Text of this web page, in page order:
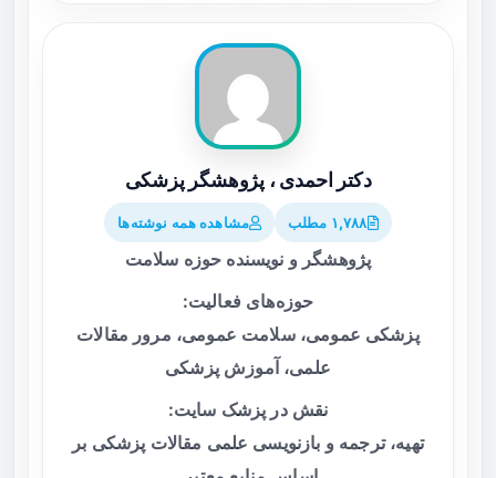
دکتر احمدی ، پژوهشگر پزشکی
۱,۷۸۸ مطلب مشاهده همه نوشته‌ها
پژوهشگر و نویسنده حوزه سلامت
حوزه‌های فعالیت:
پزشکی عمومی، سلامت عمومی، مرور مقالات
علمی، آموزش پزشکی
نقش در پزشک سایت:
تهیه، ترجمه و بازنویسی علمی مقالات پزشکی بر